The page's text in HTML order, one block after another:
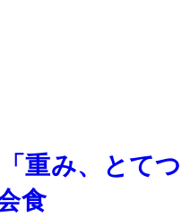
重み、とて
食